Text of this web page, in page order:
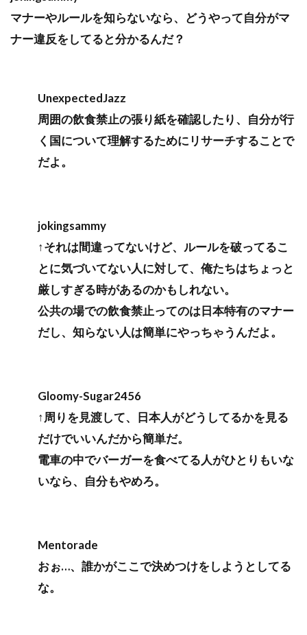
マナーやルールを知らないなら、どうやって自分がマ
ナー違反をしてると分かるんだ？
UnexpectedJazz
周囲の飲食禁止の張り紙を確認したり、自分が行
く国について理解するためにリサーチすることで
だよ。
jokingsammy
↑それは間違ってないけど、ルールを破ってるこ
とに気づいてない人に対して、俺たちはちょっと
厳しすぎる時があるのかもしれない。
公共の場での飲食禁止ってのは日本特有のマナー
だし、知らない人は簡単にやっちゃうんだよ。
Gloomy-Sugar2456
↑周りを見渡して、日本人がどうしてるかを見る
だけでいいんだから簡単だ。
電車の中でバーガーを食べてる人がひとりもいな
いなら、自分もやめろ。
Mentorade
おぉ…、誰かがここで決めつけをしようとしてる
な。